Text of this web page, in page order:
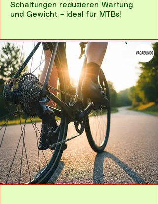
Schaltungen reduzieren Wartung
und Gewicht – ideal für MTBs!